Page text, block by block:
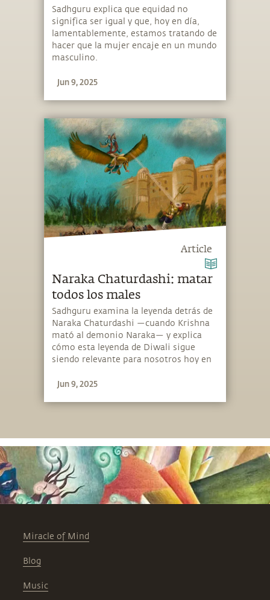
Sadhguru explica que equidad no
significa ser igual y que, hoy en día,
lamentablemente, estamos tratando de
hacer que la mujer encaje en un mundo
masculino.
Jun 9, 2025
Article
Naraka Chaturdashi: matar
todos los males
Sadhguru examina la leyenda detrás de
Naraka Chaturdashi —cuando Krishna
mató al demonio Naraka— y explica
cómo esta leyenda de Diwali sigue
siendo relevante para nosotros hoy en
Jun 9, 2025
Miracle of Mind
Blog
Music